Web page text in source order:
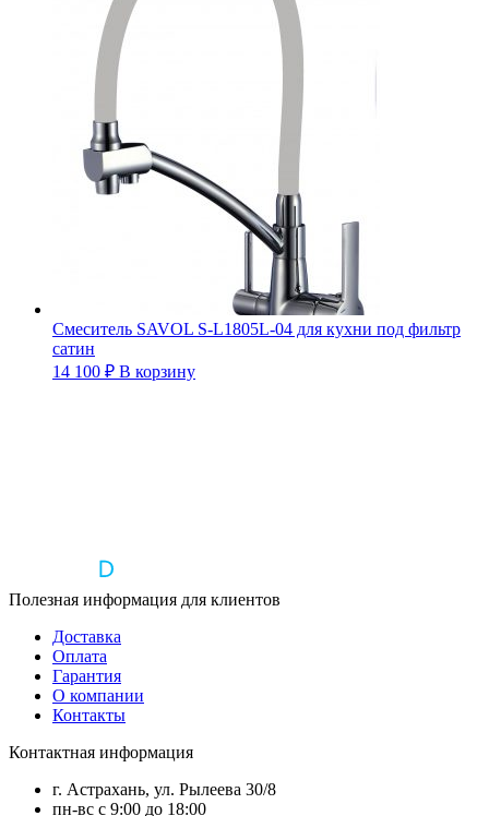
Смеситель SAVOL S-L1805L-04 для кухни под фильтр
сатин
14 100 ₽ В корзину
Полезная информация для клиентов
Доставка
Оплата
Гарантия
О компании
Контакты
Контактная информация
г. Астрахань, ул. Рылеева 30/8
пн-вс с 9:00 до 18:00